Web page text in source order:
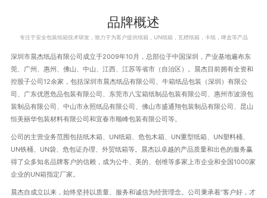
品牌概述
专注于安全包装纸箱技术研发，致力于为客户提供纸箱，UN纸箱，瓦楞纸箱，卡纸，啤盒等产品
深圳市晨杰纸品有限公司成立于2009年10月，总部位于中国深圳，产业基地遍布东
莞、广州、惠州、佛山、中山、江西、江苏等省市（自治区）。晨杰目前拥有全资和
控股子公司12余家，包括深圳市晨杰纸品有限公司、牛箱纸品包装（深圳）有限公
司、广东优恩危品包装有限公司、东莞市八宝箱纸制品包装有限公司、惠州市波浪包
装制品有限公司、中山市永照纸品有限公司、佛山市盛通翔包装制品有限公司、昆山
恒美丽华包装材料有限公司和宜春市顺峰包装有限公司等。
公司的主营业务范围包括纸木箱、UN纸箱、危包木箱、UN重型纸箱、UN塑料桶、
UN铁桶、UN袋、危包证办理、外贸纸箱等。晨杰以卓越的产品质量和出色的服务赢
得了众多知名品牌客户的信赖，成为公牛、美的、创维等多家上市企业和全国1000家
企业的UN箱指定厂家。
晨杰自成立以来，始终坚持以质量、服务和诚信为经营理念。公司秉承着“客户好，才